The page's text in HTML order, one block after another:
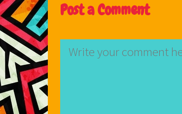
Post a Comment